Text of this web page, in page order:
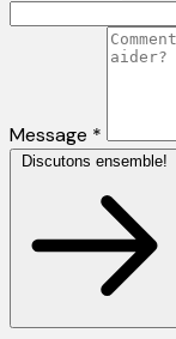
Message *
Discutons ensemble!